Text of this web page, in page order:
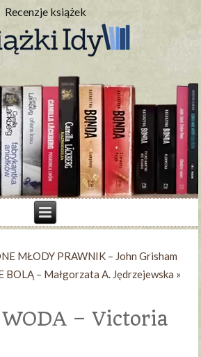
Recenzje książek
MŁODY PRAWNIK – John Grisham
BOLĄ – Małgorzata A. Jędrzejewska »
– Victoria